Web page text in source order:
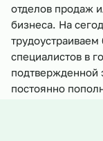
отделов продаж
бизнеса. На
специалистов в
подтвержденной
постоянно